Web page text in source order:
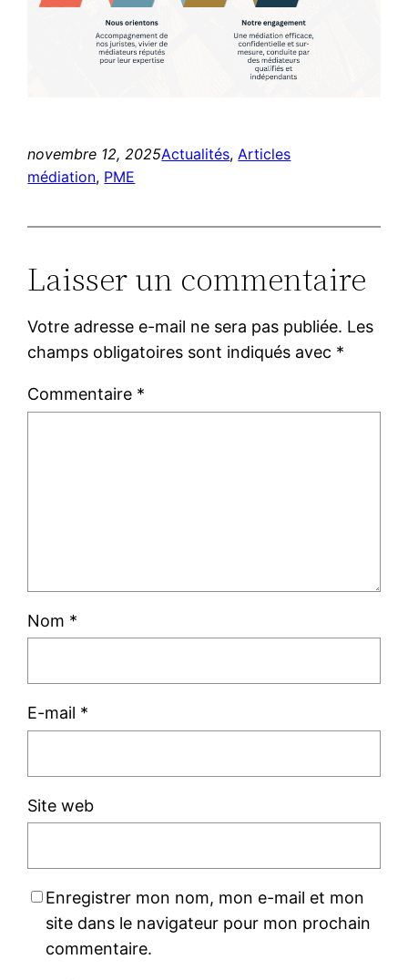
novembre 12, 2025Actualités, Articles
médiation, PME
Laisser un commentaire
Votre adresse e-mail ne sera pas publiée. Les
champs obligatoires sont indiqués avec *
Commentaire *
Nom *
E-mail *
Site web
Enregistrer mon nom, mon e-mail et mon
site dans le navigateur pour mon prochain
commentaire.